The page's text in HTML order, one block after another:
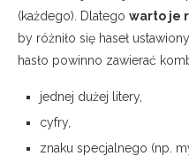
(każdego). Dlatego warto je
by różniło się haseł
hasło powinno zawierać
jednej dużej litery,
cyfry,
znaku specjalnego (np.